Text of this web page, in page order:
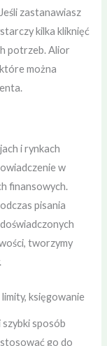
zastanawiasz
kilka kliknięć
potrzeb. Alior
można
i rynkach
w
finansowych.
pisania
tworzymy
księgowanie
sposób
go do